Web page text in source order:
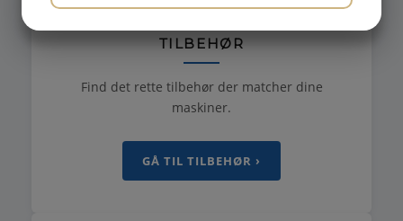
TILBEHØR
Find det rette tilbehør der matcher dine
maskiner.
GÅ TIL TILBEHØR ›
MARKETING